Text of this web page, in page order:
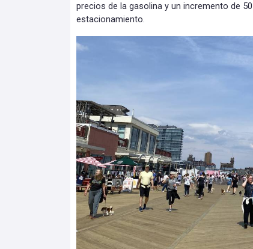
precios de la gasolina y un incremento de
estacionamiento.